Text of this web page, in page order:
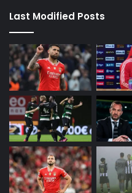
Last Modified Posts